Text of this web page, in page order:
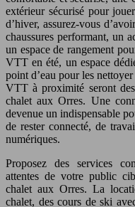
extérieur sécurisé pour
d’hiver, assurez-vous
chaussures performant, un
un espace de rangement
VTT en été, un espace
point d’eau pour les
VTT à proximité seront
chalet aux Orres. Une
devenue un indispensable
de rester connecté, de
numériques.
Proposez des services
attentes de votre public
chalet aux Orres. La
chalet, des cours de ski